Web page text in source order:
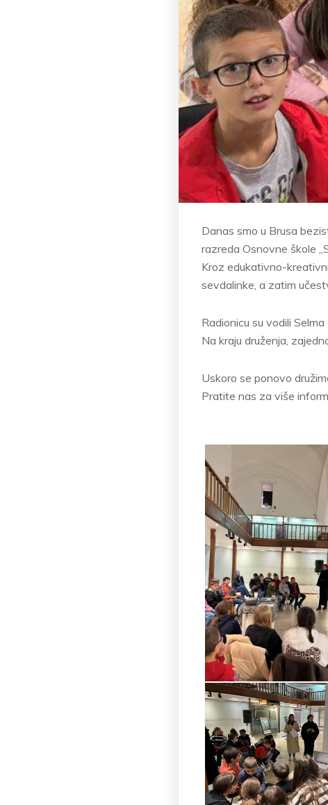
Danas smo u Brusa
razreda Osnovne škole
Kroz edukativno-
sevdalinke, a zatim
Radionicu su vodili
Na kraju druženja,
Uskoro se ponovo
Pratite nas za više